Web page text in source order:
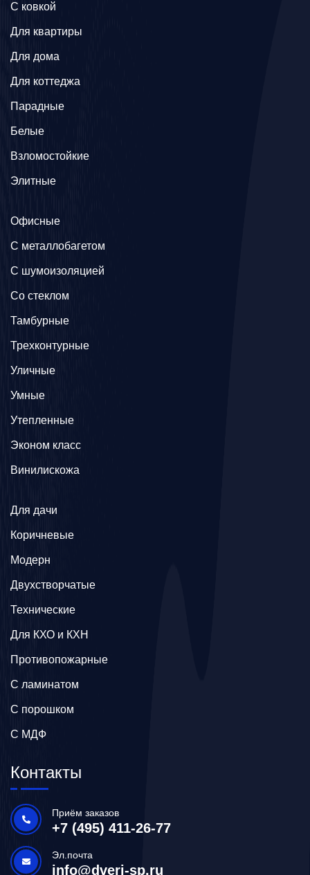
C ковкой
Для квартиры
Для дома
Для коттеджа
Парадные
Белые
Взломостойкие
Элитные
Офисные
C металлобагетом
С шумоизоляцией
Со стеклом
Тамбурные
Трехконтурные
Уличные
Умные
Утепленные
Эконом класс
Винилискожа
Для дачи
Коричневые
Модерн
Двухстворчатые
Технические
Для КХО и КХН
Противопожарные
С ламинатом
С порошком
С МДФ
Контакты
Приём заказов
+7 (495) 411-26-77
Эл.почта
info@dveri-sp.ru